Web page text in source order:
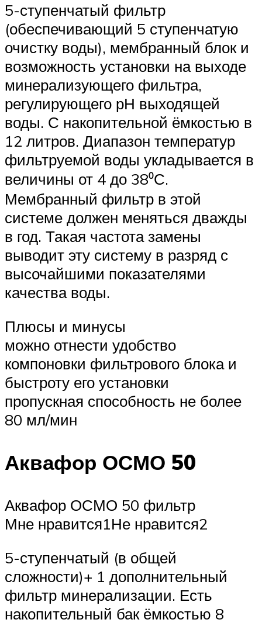
5-ступенчатый фильтр
(обеспечивающий 5 ступенчатую
очистку воды), мембранный блок и
возможность установки на выходе
минерализующего фильтра,
регулирующего рН выходящей
воды. С накопительной ёмкостью в
12 литров. Диапазон температур
фильтруемой воды укладывается в
величины от 4 до 38⁰С.
Мембранный фильтр в этой
системе должен меняться дважды
в год. Такая частота замены
выводит эту систему в разряд с
высочайшими показателями
качества воды.
Плюсы и минусы
можно отнести удобство
компоновки фильтрового блока и
быстроту его установки
пропускная способность не более
80 мл/мин
Аквафор ОСМО 50
Аквафор ОСМО 50 фильтр
Мне нравится1Не нравится2
5-ступенчатый (в общей
сложности)+ 1 дополнительный
фильтр минерализации. Есть
накопительный бак ёмкостью 8